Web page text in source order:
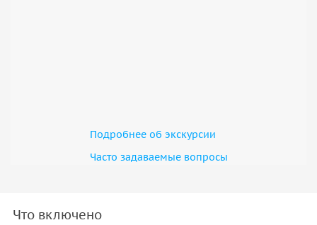
Подробнее об экскурсии
Часто задаваемые вопросы
Что включено